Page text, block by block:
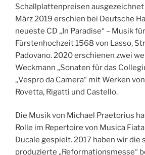
Schallplattenpreisen ausgezeichnet
März 2019 erschien bei Deutsche
neueste CD „In Paradise“ – Musik
Fürstenhochzeit 1568 von Lasso,
Padovano. 2020 erschienen zwei
Weckmann „Sonaten für das
„Vespro da Camera“ mit Werken
Rovetta, Rigatti und Castello.
Die Musik von Michael Praetorius
Rolle im Repertoire von Musica
Ducale gespielt. 2017 haben wir die
produzierte „Reformationsmesse“